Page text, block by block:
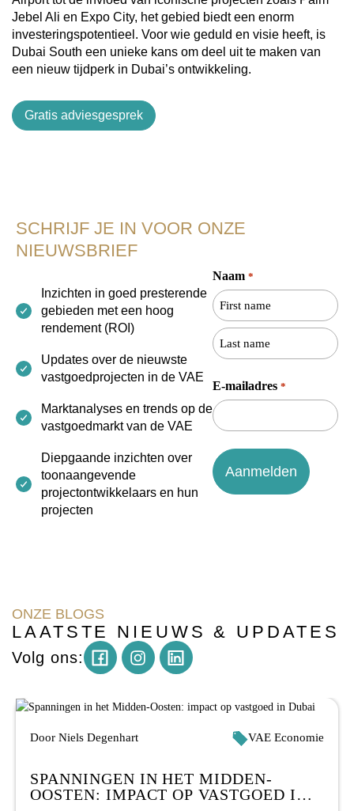
Jebel Ali en Expo City, het gebied biedt een enorm
investeringspotentieel. Voor wie geduld en visie heeft, is
Dubai South een unieke kans om deel uit te maken van
een nieuw tijdperk in Dubai’s ontwikkeling.
Gratis adviesgesprek
SCHRIJF JE IN VOOR ONZE
NIEUWSBRIEF
Inzichten in goed presterende
gebieden met een hoog
rendement (ROI)
Updates over de nieuwste
vastgoedprojecten in de VAE
Marktanalyses en trends op de
vastgoedmarkt van de VAE
Diepgaande inzichten over
toonaangevende
projectontwikkelaars en hun
projecten
Naam *
Voornaam
Achternaam
E-mailadres *
ONZE BLOGS
LAATSTE NIEUWS & UPDATES
Volg ons: Instagram
Door Niels Degenhart VAE Economie
SPANNINGEN IN HET MIDDEN-
OOSTEN: IMPACT OP VASTGOED IN